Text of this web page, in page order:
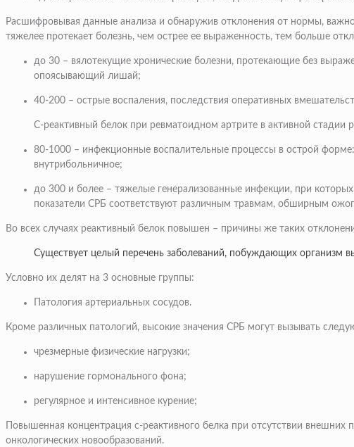
Расшифровывая данные анализа и обнаружив отклонения от нормы,
тяжелее протекает болезнь, чем острее ее выраженность, тем больше
до 30 – вялотекущие хронические болезни, протекающие без
опоясывающий лишай;
40-200 – острые воспаления, последствия оперативных
С-реактивный белок при ревматоидном артрите в активной стадии
80-1000 – инфекционные воспалительные процессы в острой
внутрибольничное;
до 300 и более – тяжелые генерализованные инфекции, при
показатели СРБ соответствуют различным травмам, обширным
Во всех случаях реактивный белок повышен – причины же таких
Существует целый перечень заболеваний, побуждающих организм
Условно их делят на 3 основные группы:
Патология артериальных сосудов.
Кроме различных патологий, высокие значения СРБ могут вызывать
чрезмерные физические нагрузки;
нарушение гормонального фона;
регулярное и интенсивное курение;
Повышенная концентрация с-реактивного белка при отсутствии
онкологических новообразований.